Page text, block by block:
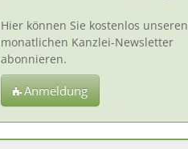
Hier können Sie kostenlos unseren
monatlichen Kanzlei-Newsletter
abonnieren.
Anmeldung